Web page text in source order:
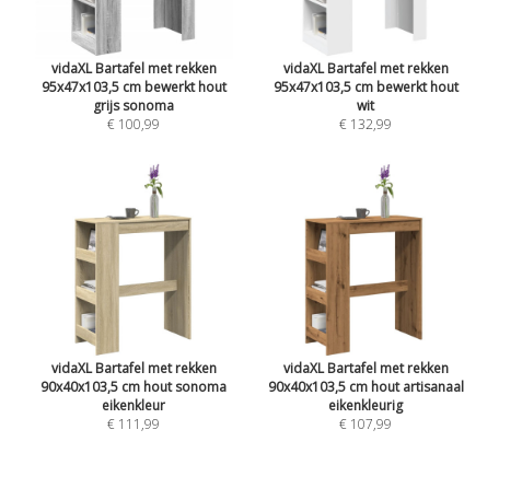
vidaXL Bartafel met rekken
95x47x103,5 cm bewerkt hout
grijs sonoma
€ 100,99
vidaXL Bartafel met rekken
95x47x103,5 cm bewerkt hout
wit
€ 132,99
vidaXL Bartafel met rekken
90x40x103,5 cm hout sonoma
eikenkleur
€ 111,99
vidaXL Bartafel met rekken
90x40x103,5 cm hout artisanaal
eikenkleurig
€ 107,99